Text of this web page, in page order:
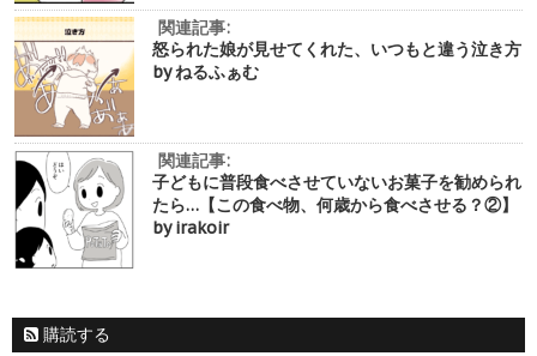
関連記事:
怒られた娘が見せてくれた、いつもと違う泣き方
by ねるふぁむ
関連記事:
子どもに普段食べさせていないお菓子を勧められ
たら…【この食べ物、何歳から食べさせる？②】
by irakoir
購読する